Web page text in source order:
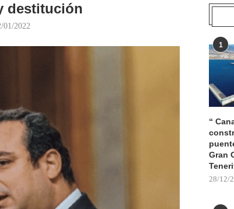
destitución
01/2022
1
“
Gran
28/12/